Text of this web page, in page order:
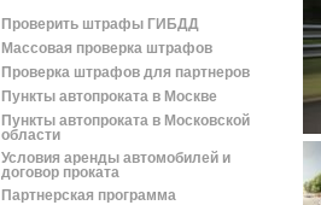
Проверить штрафы ГИБДД
Массовая проверка штрафов
Проверка штрафов для партнеров
Пункты автопроката в Москве
Пункты автопроката в Московской
области
Условия аренды автомобилей и
договор проката
Партнерская программа